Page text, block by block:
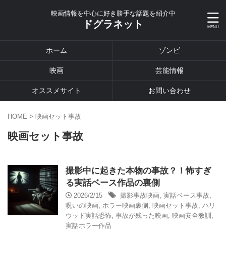
映画情報を中心に好き勝手な話題を紹介中
ドグラネット
ホーム ゾンビ
映画 芸能情報
オススメサイト お問い合わせ
HOME > 映画セット事故
映画セット事故
撮影中に起きた本物の事故？！怖すぎ
る実話ベース作品の裏側
2026/2/15 撮影事故映画, 実話ベース事故,
呪いの映画, ホラー映画裏側 , 映画セット事故, ハリ
ウッド実話恐怖, 事故が残った映画, 映画安全教訓 ,
実話ホラー作品